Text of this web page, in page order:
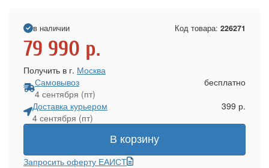
в наличии Код товара: 226271
79 990 р.
Получить в г. Москва
Самовывоз
4 сентября (пт)
бесплатно
Доставка курьером
4 сентября (пт)
399 р.
В корзину
Запросить оферту ЕАИСТ